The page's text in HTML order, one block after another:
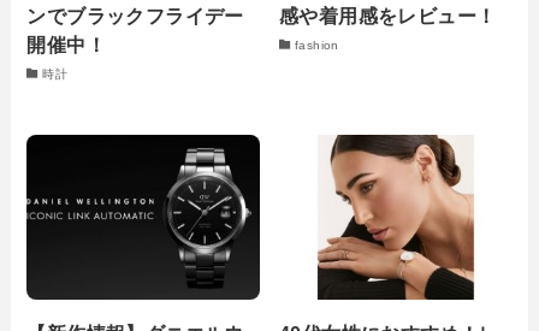
ンでブラックフライデー
開催中！
時計
感や着用感をレビュー！
fashion